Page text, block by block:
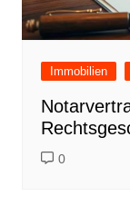
Immobilien
0